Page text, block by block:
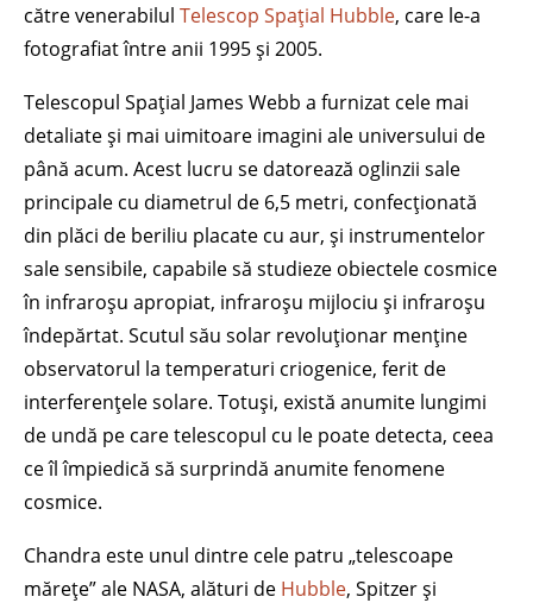
către venerabilul Telescop Spațial Hubble, care le-a
fotografiat între anii 1995 și 2005.
Telescopul Spațial James Webb a furnizat cele mai
detaliate și mai uimitoare imagini ale universului de
până acum. Acest lucru se datorează oglinzii sale
principale cu diametrul de 6,5 metri, confecționată
din plăci de beriliu placate cu aur, și instrumentelor
sale sensibile, capabile să studieze obiectele cosmice
în infraroșu apropiat, infraroșu mijlociu și infraroșu
îndepărtat. Scutul său solar revoluționar menține
observatorul la temperaturi criogenice, ferit de
interferențele solare. Totuși, există anumite lungimi
de undă pe care telescopul cu le poate detecta, ceea
ce îl împiedică să surprindă anumite fenomene
cosmice.
Chandra este unul dintre cele patru „telescoape
mărețe” ale NASA, alături de Hubble, Spitzer și